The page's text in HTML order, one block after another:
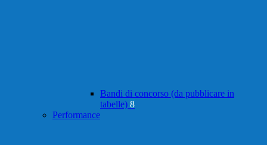
Bandi di concorso (da pubblicare in
tabelle) 8
Performance